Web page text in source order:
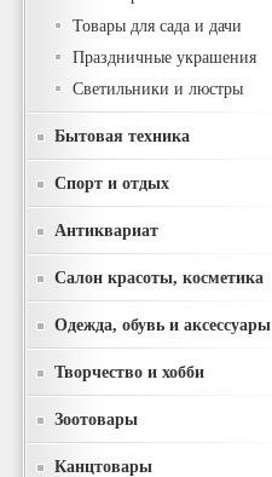
Товары для сада и дачи
Праздничные украшения
Светильники и люстры
Бытовая техника
Спорт и отдых
Антиквариат
Салон красоты, косметика
Одежда, обувь и аксессуары
Творчество и хобби
Зоотовары
Канцтовары